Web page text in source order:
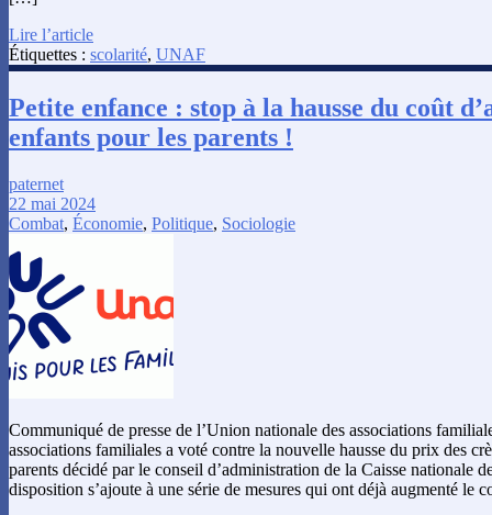
Lire l’article
Étiquettes : scolarité, UNAF
Petite enfance : stop à la hausse du coût
enfants pour les parents !
paternet
22 mai 2024
Combat, Économie, Politique, Sociologie
Communiqué de presse de l’Union nationale des associations
associations familiales a voté contre la nouvelle hausse du prix des
parents décidé par le conseil d’administration de la Caisse nationale
disposition s’ajoute à une série de mesures qui ont déjà augmenté le